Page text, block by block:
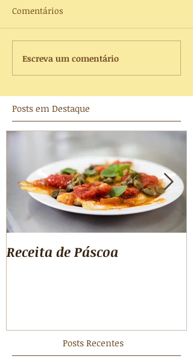
Comentários
Escreva um comentário
Posts em Destaque
Receita de Páscoa
Posts Recentes